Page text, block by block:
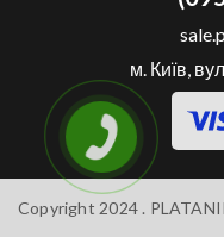
м. Київ,
Copyright 2024 .